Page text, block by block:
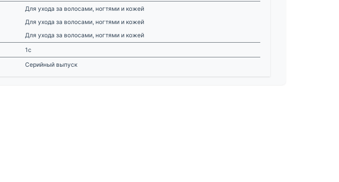
Для ухода за волосами, ногтями и кожей
Для ухода за волосами, ногтями и кожей
Для ухода за волосами, ногтями и кожей
1с
Серийный выпуск